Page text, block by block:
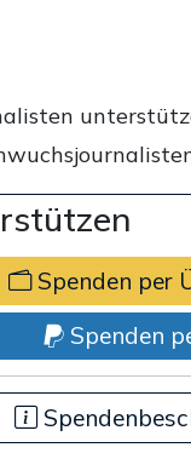
Spenden per
Spenden